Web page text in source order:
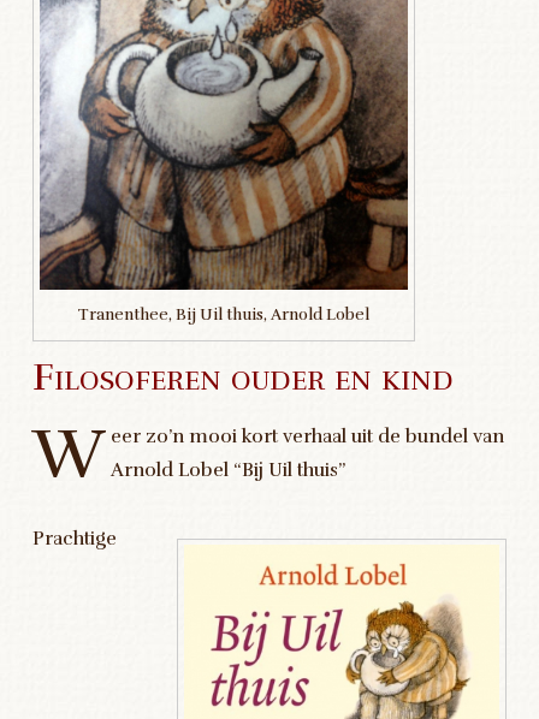
Tranenthee, Bij Uil thuis, Arnold Lobel
Filosoferen ouder en kind
W eer zo’n mooi kort verhaal uit de bundel van
Arnold Lobel “Bij Uil thuis”
Prachtige